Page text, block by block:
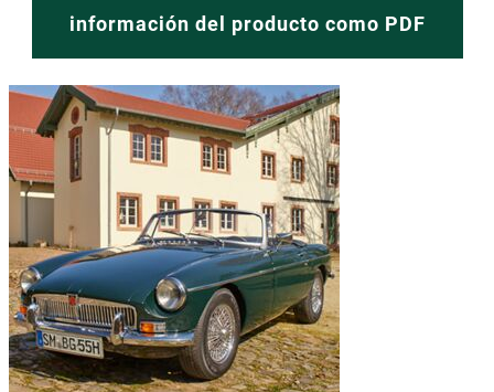
información del producto como PDF